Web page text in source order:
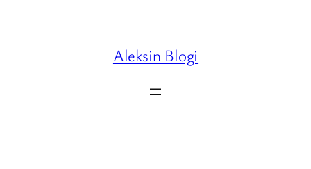
Aleksin Blogi